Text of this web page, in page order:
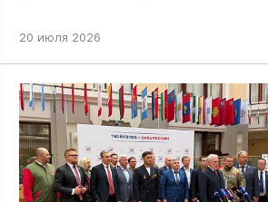
ПО НЕФТЕКАМСКОМУ ОДНОМАНДАТНОМУ
20 июля 2026